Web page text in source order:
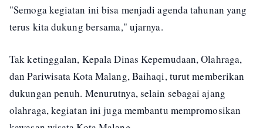
"Semoga kegiatan ini bisa menjadi agenda tahunan yang
terus kita dukung bersama," ujarnya.
Tak ketinggalan, Kepala Dinas Kepemudaan, Olahraga,
dan Pariwisata Kota Malang, Baihaqi, turut memberikan
dukungan penuh. Menurutnya, selain sebagai ajang
olahraga, kegiatan ini juga membantu mempromosikan